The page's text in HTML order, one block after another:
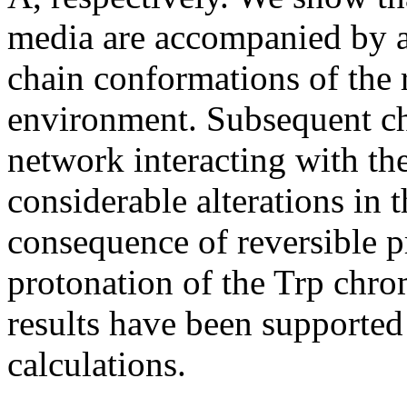
media are accompanied by
chain conformations of the
environment. Subsequent
network interacting with
considerable alterations in
consequence of reversible
protonation of the Trp
results have been
calculations.